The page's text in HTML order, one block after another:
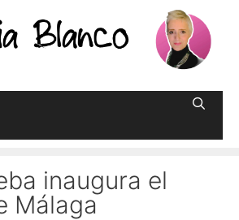
inaugura el
Málaga